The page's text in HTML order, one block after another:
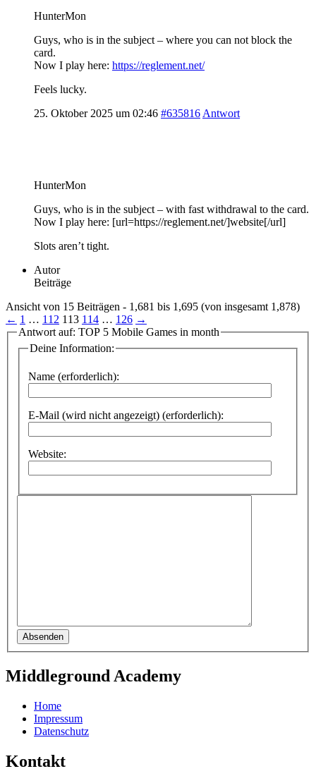
HunterMon
Guys, who is in the subject – where you can not block the
card.
Now I play here: https://reglement.net/
Feels lucky.
25. Oktober 2025 um 02:46 #635816 Antwort
HunterMon
Guys, who is in the subject – with fast withdrawal to the card.
Now I play here: [url=https://reglement.net/]website[/url]
Slots aren’t tight.
Autor
Beiträge
Ansicht von 15 Beiträgen - 1,681 bis 1,695 (von insgesamt 1,878)
← 1 … 112 113 114 … 126 →
Antwort auf: TOP 5 Mobile Games in month
Deine Information:
Name (erforderlich):
E-Mail (wird nicht angezeigt) (erforderlich):
Website:
Absenden
Middleground Academy
Home
Impressum
Datenschutz
Kontakt